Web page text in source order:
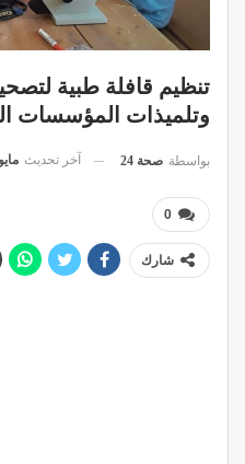
تنظيم قافلة طبية
وتلميذات المؤسسات
بواسطة صحة 24 آخر تحديث مايو 14, 2023
0
شارك